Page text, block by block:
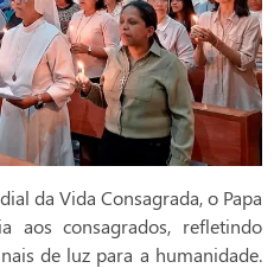
da Vida Consagrada, o Papa
aos consagrados, refletindo
de luz para a humanidade.